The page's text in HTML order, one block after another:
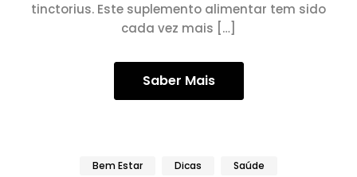
tinctorius. Este suplemento alimentar tem sido
cada vez mais […]
Saber Mais
Bem Estar Dicas Saúde